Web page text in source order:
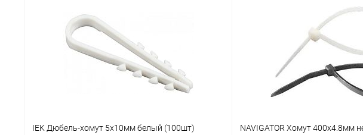
IEK Дюбель-хомут 5х10мм белый (100шт)
NAVIGATOR Хомут 400х4.8мм